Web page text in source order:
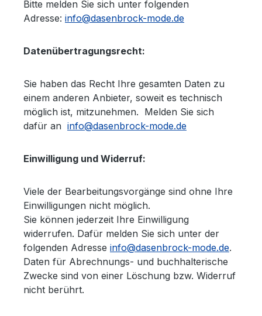
Bitte melden Sie sich unter folgenden
Adresse: info@dasenbrock-mode.de
Datenübertragungsrecht:
Sie haben das Recht Ihre gesamten Daten zu
einem anderen Anbieter, soweit es technisch
möglich ist, mitzunehmen. Melden Sie sich
dafür an info@dasenbrock-mode.de
Einwilligung und Widerruf:
Viele der Bearbeitungsvorgänge sind ohne Ihre
Einwilligungen nicht möglich.
Sie können jederzeit Ihre Einwilligung
widerrufen. Dafür melden Sie sich unter der
folgenden Adresse info@dasenbrock-mode.de.
Daten für Abrechnungs- und buchhalterische
Zwecke sind von einer Löschung bzw. Widerruf
nicht berührt.